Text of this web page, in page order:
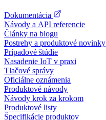
Dokumentácia
Návody a API referencie
Články na blogu
Postrehy a produktové novinky
Prípadové štúdie
Nasadenie IoT v praxi
Tlačové správy
Oficiálne oznámenia
Produktové návody
Návody krok za krokom
Produktové listy
Špecifikácie produktov